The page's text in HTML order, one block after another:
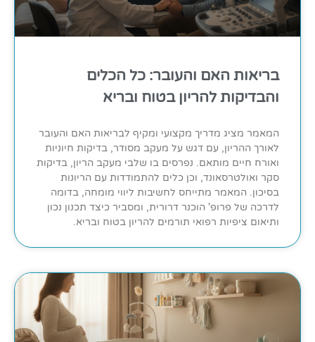
בריאות האם והעובר: כל הכלים
והבדיקות להריון בטוח ובריא
המאמר מציג מדריך מקצועי ומקיף לבריאות האם והעובר
לאורך ההריון, עם דגש על מעקב מסודר, בדיקות חיוניות
ואורח חיים מותאם. נפרסים בו שלבי מעקב הריון, בדיקות
סקר ואולטרסאונד, וכן כלים להתמודדות עם הריונות
בסיכון. המאמר מתייחס לחשיבות ליווי מומחה, בדומה
לדרכה של פרופ' הוכנר דרורית, ומסביר כיצד תכנון נכון
ותיאום ציפיות רפואי תורמים להריון בטוח ובריא.